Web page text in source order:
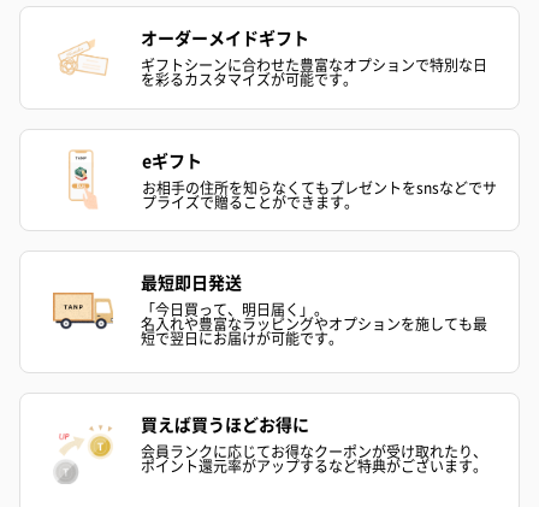
オーダーメイドギフト
ギフトシーンに合わせた豊富なオプションで特別な日
を彩るカスタマイズが可能です。
eギフト
お相手の住所を知らなくてもプレゼントをsnsなどでサ
プライズで贈ることができます。
最短即日発送
「今日買って、明日届く」。
名入れや豊富なラッピングやオプションを施しても最
短で翌日にお届けが可能です。
買えば買うほどお得に
会員ランクに応じてお得なクーポンが受け取れたり、
ポイント還元率がアップするなど特典がございます。